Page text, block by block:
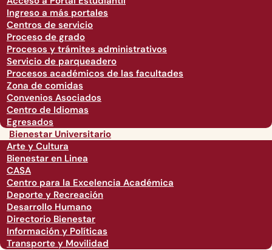
Ingreso a más portales
Centros de servicio
Proceso de grado
Procesos y trámites administrativos
Servicio de parqueadero
Procesos académicos de las facultades
Zona de comidas
Convenios Asociados
Centro de Idiomas
Egresados
Bienestar Universitario
Arte y Cultura
Bienestar en Linea
CASA
Centro para la Excelencia Académica
Deporte y Recreación
Desarrollo Humano
Directorio Bienestar
Información y Políticas
Transporte y Movilidad